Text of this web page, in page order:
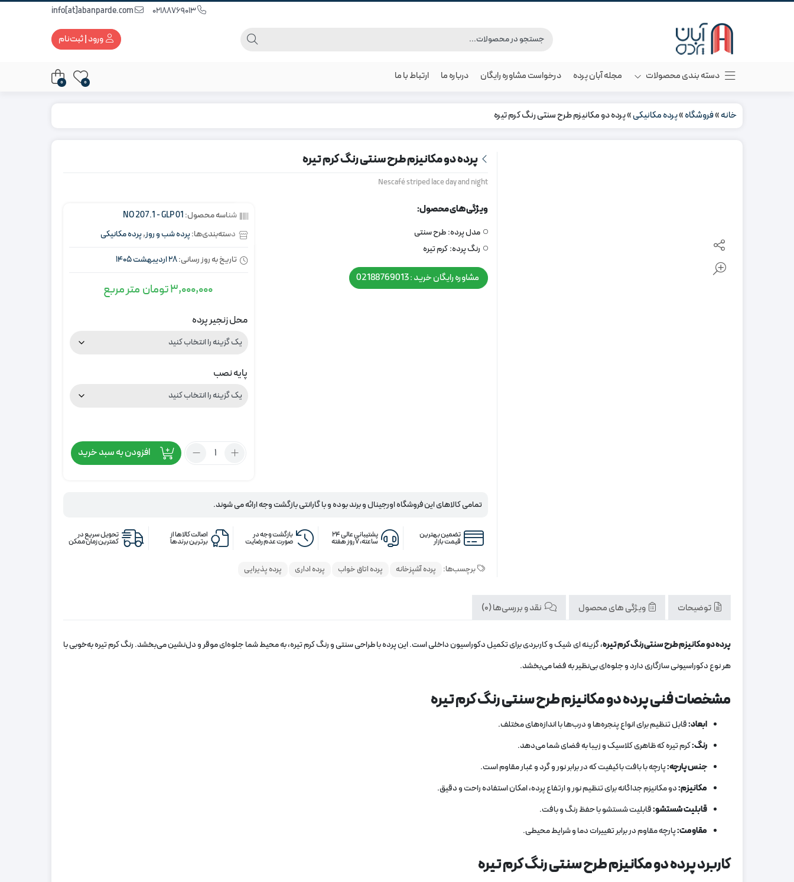
ورود | ثبت‌نام
دسته بندی محصولات مجله آبان پرده درخواست مشاوره رایگان درباره ما ارتباط با ما 0
0
خانه»فروشگاه»پرده مکانیکی»پرده دو مکانیزم طرح سنتی رنگ کرم تیره
پرده دو مکانیزم طرح سنتی رنگ کرم تیره
Nescafé striped lace day and night
ویژگی های محصول:
مدل پرده: طرح سنتی
رنگ پرده: کرم تیره
مشاوره رایگان خرید : 02188769013
شناسه محصول:NO 207.1 - GLP 01
دسته‌بندی‌ها:پرده شب و روز,پرده مکانیکی
تاریخ به روز رسانی:28 اردیبهشت 1405
3,000,000تومان متر مربع
محل زنجیر پرده
پایه نصب
تعداد:
طرح
رنگ
کرم
افزودن به سبد خرید
تمامی کالاهای این فروشگاه اورجینال و برند بوده و با گارانتی بازگشت وجه ارائه می شوند.
تضمین بهترین
قیمت بازار
پشتیبانی عالی ۲۴
ساعته، ۷ روز هفته
بازگشت وجه در
صورت عدم رضایت
اصالت کالاها از
برترین برندها
تحویل سریع در
کمترین زمان ممکن
برچسب‌ها: پرده آشپزخانه پرده اتاق خواب پرده اداری پرده پذیرایی
توضیحات ویژگی های محصول نقد و بررسی‌ها (0)
پرده دو مکانیزم طرح سنتی رنگ کرم تیره، گزینه ‌ای شیک و کاربردی برای تکمیل دکوراسیون داخلی است. این پرده با طراحی سنتی و رنگ کرم تیره، به محیط شما جلوه‌ای موقر و دل‌نشین می‌بخشد. رنگ کرم تیره به‌خوبی با
هر نوع دکوراسیونی سازگاری دارد و جلوه‌ای بی‌نظیر به فضا می‌بخشد.
مشخصات فنی پرده دو مکانیزم طرح سنتی رنگ کرم تیره
ابعاد:قابل تنظیم برای انواع پنجره‌ها و درب‌ها با اندازه‌های مختلف.
رنگ:کرم تیره که ظاهری کلاسیک و زیبا به فضای شما می‌دهد.
جنس پارچه:پارچه با بافت باکیفیت که در برابر نور و گرد و غبار مقاوم است.
مکانیزم:دو مکانیزم جداگانه برای تنظیم نور و ارتفاع پرده، امکان استفاده راحت و دقیق.
قابلیت شستشو:قابلیت شستشو با حفظ رنگ و بافت.
مقاومت:پارچه مقاوم در برابر تغییرات دما و شرایط محیطی.
کاربرد پرده دو مکانیزم طرح سنتی رنگ کرم تیره